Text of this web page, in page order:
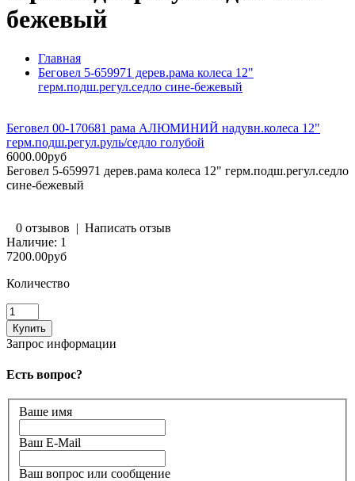
бежевый
Главная
Беговел 5-659971 дерев.рама колеса 12"
герм.подш.регул.седло сине-бежевый
Беговел 00-170681 рама АЛЮМИНИЙ надувн.колеса 12"
герм.подш.регул.руль/седло голубой
6000.00руб
Беговел 5-659971 дерев.рама колеса 12" герм.подш.регул.седло
сине-бежевый
0 отзывов | Написать отзыв
Наличие: 1
7200.00руб
Количество
Запрос информации
Есть вопрос?
Ваше имя
Ваш E-Mail
Ваш вопрос или сообщение